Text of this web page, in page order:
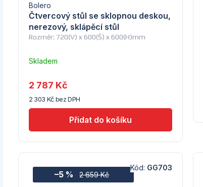
Rozměr: 720(V) x 600(Š) x 600(H)mm
Čtvercový stůl se sklopnou deskou,
nerezový, sklápěcí stůl
Bolero
Skladem
Troubsko
2 303 Kč bez DPH
2 787 Kč
2 659 Kč
–5 %
Kód: GG703